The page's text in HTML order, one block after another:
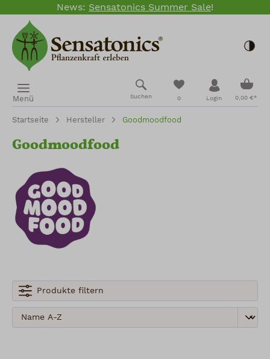
Zum Hauptinhalt springen
News: Sensatonics Summer Sale!
Menü Suchen 0
Du hast 0
Login 0,00 €*
Startseite Hersteller Goodmoodfood
Goodmoodfood
Produkte filtern